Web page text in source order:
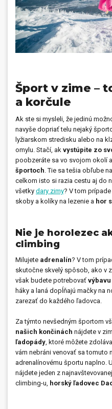
0850 11 15 16
Úvod
Novinky
Šport v zime –
a korčule
Ak ste si mysleli, že jedinú
navyše dopriať telu nejaký
lyžiarskom stredisku alebo na
omylu. Stačí, ak vystúpite zo
poobzeráte sa vo svojom okolí
športoch. Tie sa tešia obľube
celkom isto si razia cestu aj do
všetky dary zimy? V tom
skoby a kolíky na lezenie a hor
Nie je horolezec
climbing
Milujete adrenalín? V tom
skutočne skvelý spôsob, ako v
však budete potrebovať
háky a laná dopĺňajú mačky na
zarezať do každého ľadovca.
Za týmto nevšedným športom
našich končinách nájdete v
ľadopády, ktoré môžete
vám nebráni venovať sa tomuto
adrenalínovému športu naplno.
nájdete jeden z
climbing-u, horský ľadovec